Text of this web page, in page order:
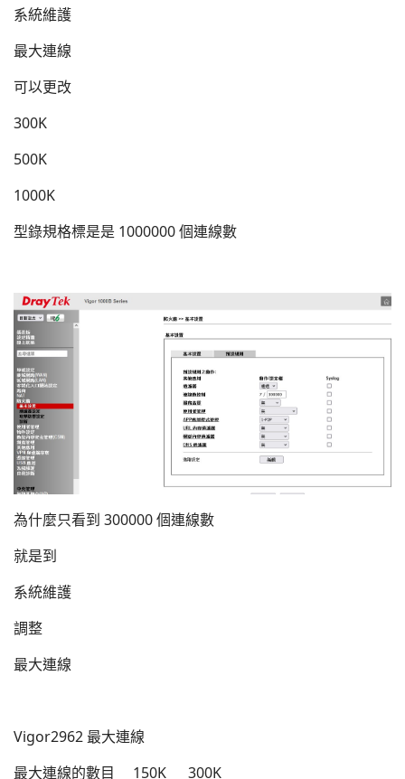
系統維護
最大連線
可以更改
300K
500K
1000K
型錄規格標是是 1000000 個連線數
為什麼只看到 300000 個連線數
就是到
系統維護
調整
最大連線
Vigor2962 最大連線
最大連線的數目 150K 300K